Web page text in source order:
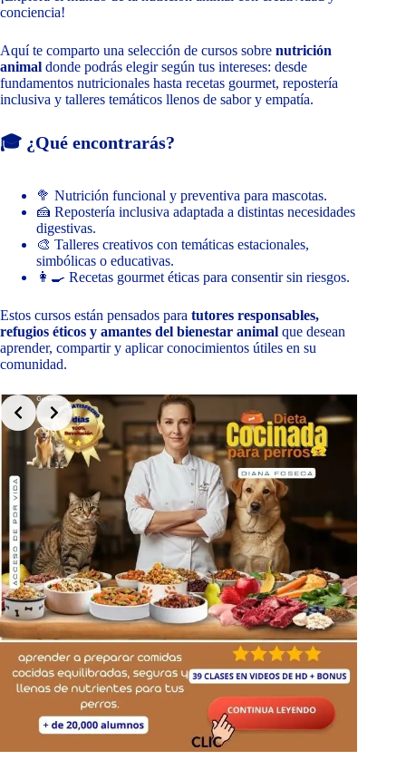
conciencia!
Aquí te comparto una selección de cursos sobre nutrición
animal donde podrás elegir según tus intereses: desde
fundamentos nutricionales hasta recetas gourmet, repostería
inclusiva y talleres temáticos llenos de sabor y empatía.
🎓 ¿Qué encontrarás?
🥦 Nutrición funcional y preventiva para mascotas.
🍰 Repostería inclusiva adaptada a distintas necesidades
digestivas.
🎨 Talleres creativos con temáticas estacionales,
simbólicas o educativas.
👩‍🍳 Recetas gourmet éticas para consentir sin riesgos.
Estos cursos están pensados para tutores responsables,
refugios éticos y amantes del bienestar animal que desean
aprender, compartir y aplicar conocimientos útiles en su
comunidad.
Slide 2 of 9